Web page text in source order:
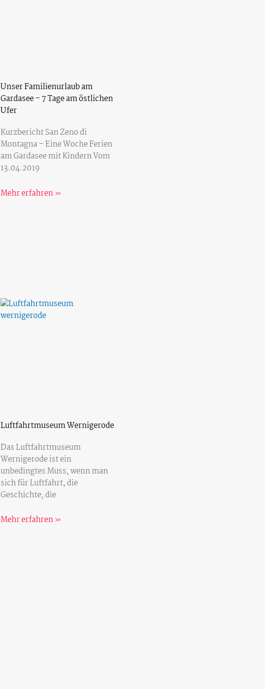
Unser Familienurlaub am
Gardasee – 7 Tage am östlichen
Ufer
Kurzbericht San Zeno di
Montagna – Eine Woche Ferien
am Gardasee mit Kindern Vom
13.04.2019
Mehr erfahren »
Luftfahrtmuseum Wernigerode
Das Luftfahrtmuseum
Wernigerode ist ein
unbedingtes Muss, wenn man
sich für Luftfahrt, die
Geschichte, die
Mehr erfahren »